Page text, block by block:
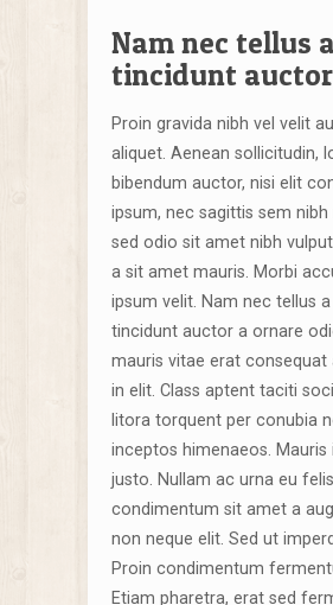
Nam nec tellus
tincidunt
Proin gravida nibh vel velit
aliquet. Aenean sollicitudin,
bibendum auctor, nisi elit
ipsum, nec sagittis sem nibh
sed odio sit amet nibh
a sit amet mauris. Morbi
ipsum velit. Nam nec tellus
tincidunt auctor a ornare
mauris vitae erat consequat
in elit. Class aptent taciti
litora torquent per conubia
inceptos himenaeos. Mauris
justo. Nullam ac urna eu
condimentum sit amet a
non neque elit. Sed ut
Proin condimentum
Etiam pharetra, erat sed